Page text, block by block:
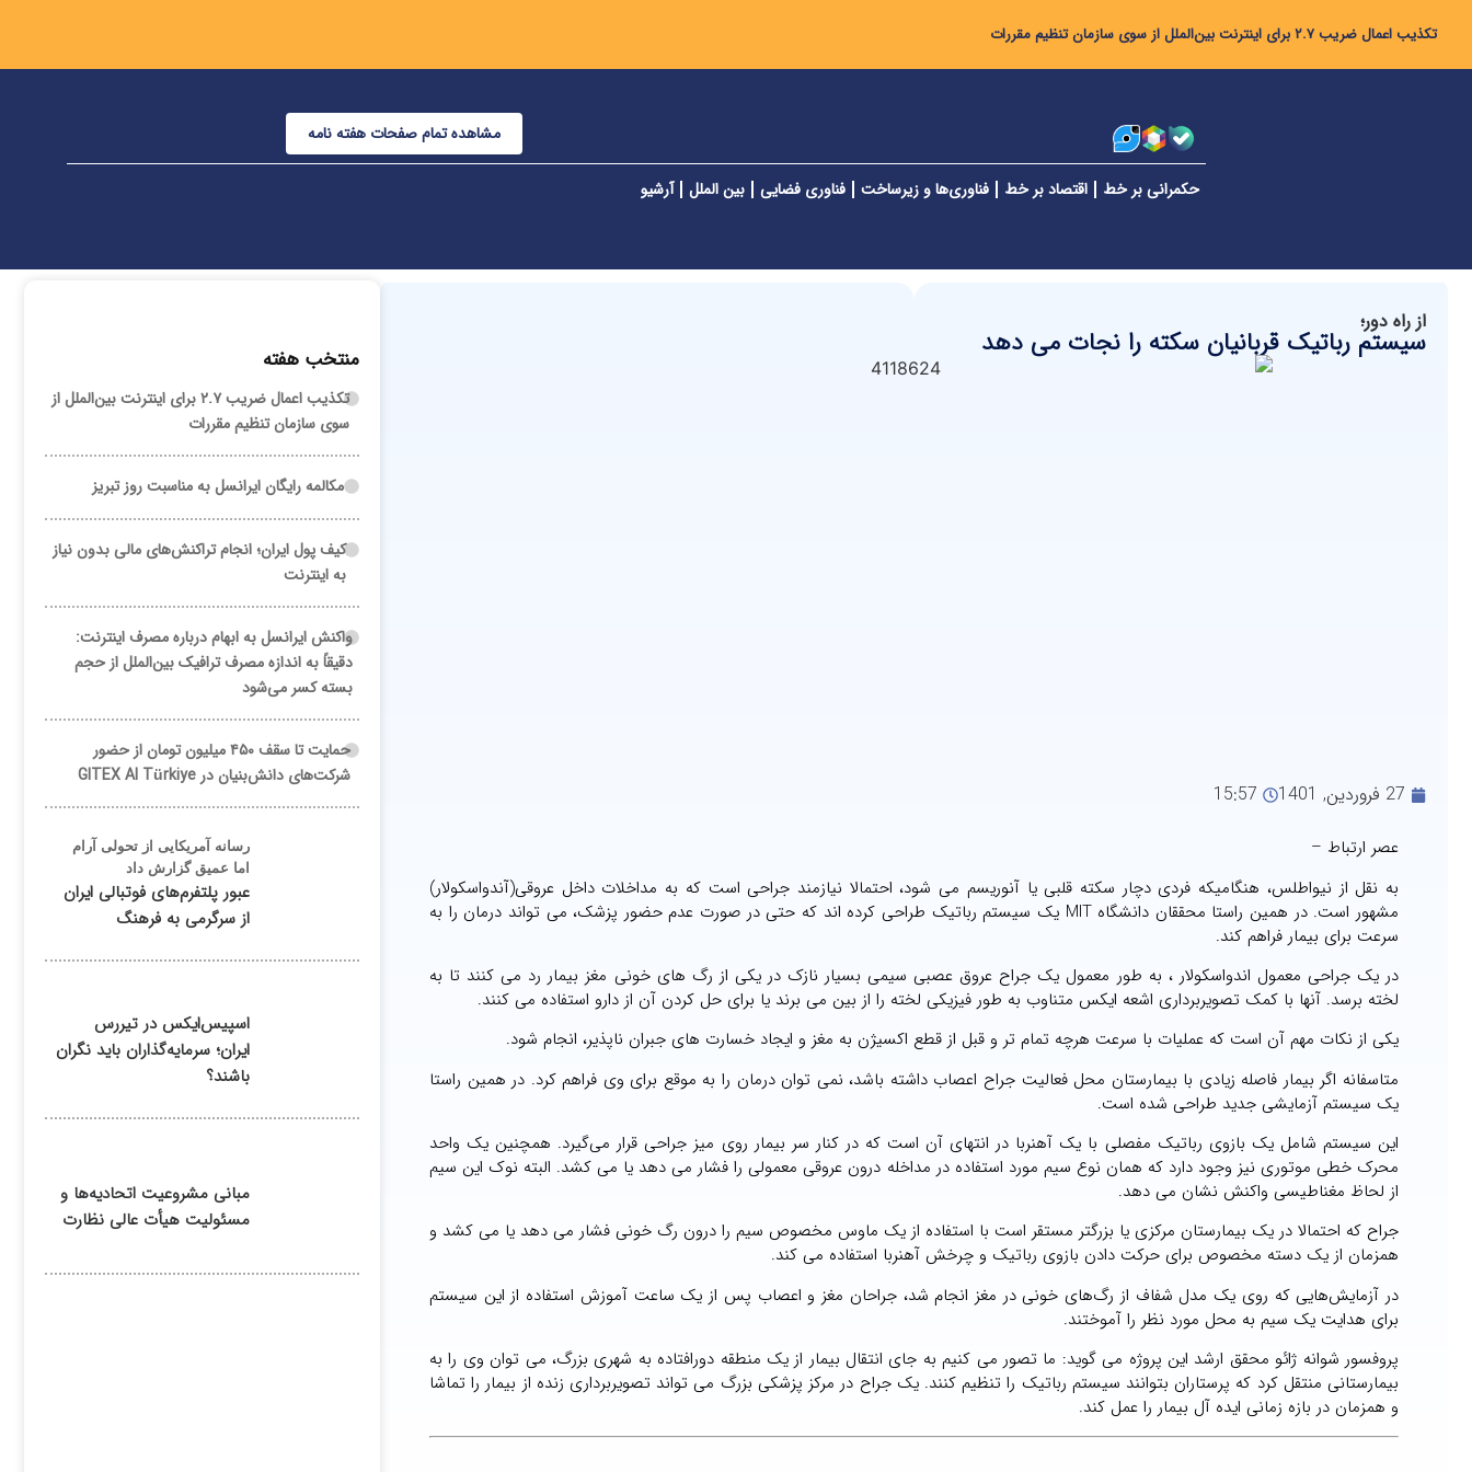
تکذیب اعمال ضریب ۲.۷ برای اینترنت بین‌الملل از سوی سازمان تنظیم مقررات
مشاهده تمام صفحات هفته نامه
حکمرانی بر خط اقتصاد بر خط فناوری‌ها و زیرساخت فناوری فضایی بین الملل آرشیو
از راه دور؛
سیستم رباتیک قربانیان سکته را نجات می دهد
27 فروردین, 1401 15:57
عصر ارتباط –
به نقل از نیواطلس، هنگامیکه فردی دچار سکته قلبی یا آنوریسم می شود، احتمالا نیازمند جراحی است که به مداخلات داخل عروقی(آندواسکولار)
مشهور است. در همین راستا محققان دانشگاه MIT یک سیستم رباتیک طراحی کرده اند که حتی در صورت عدم حضور پزشک، می تواند درمان را به
سرعت برای بیمار فراهم کند.
در یک جراحی معمول اندواسکولار ، به طور معمول یک جراح عروق عصبی سیمی بسیار نازک در یکی از رگ های خونی مغز بیمار رد می کنند تا به
لخته برسد. آنها با کمک تصویربرداری اشعه ایکس متناوب به طور فیزیکی لخته را از بین می برند یا برای حل کردن آن از دارو استفاده می کنند.
یکی از نکات مهم آن است که عملیات با سرعت هرچه تمام تر و قبل از قطع اکسیژن به مغز و ایجاد خسارت های جبران ناپذیر، انجام شود.
متاسفانه اگر بیمار فاصله زیادی با بیمارستان محل فعالیت جراح اعصاب داشته باشد، نمی توان درمان را به موقع برای وی فراهم کرد. در همین راستا
یک سیستم آزمایشی جدید طراحی شده است.
این سیستم شامل یک بازوی رباتیک مفصلی با یک آهنربا در انتهای آن است که در کنار سر بیمار روی میز جراحی قرار می‌گیرد. همچنین یک واحد
محرک خطی موتوری نیز وجود دارد که همان نوع سیم مورد استفاده در مداخله درون عروقی معمولی را فشار می دهد یا می کشد. البته نوک این سیم
از لحاظ مغناطیسی واکنش نشان می دهد.
جراح که احتمالا در یک بیمارستان مرکزی یا بزرگتر مستقر است با استفاده از یک ماوس مخصوص سیم را درون رگ خونی فشار می دهد یا می کشد و
همزمان از یک دسته مخصوص برای حرکت دادن بازوی رباتیک و چرخش آهنربا استفاده می کند.
در آزمایش‌هایی که روی یک مدل شفاف از رگ‌های خونی در مغز انجام شد، جراحان مغز و اعصاب پس از یک ساعت آموزش استفاده از این سیستم
برای هدایت یک سیم به محل مورد نظر را آموختند.
پروفسور شوانه ژائو محقق ارشد این پروژه می گوید: ما تصور می کنیم به جای انتقال بیمار از یک منطقه دورافتاده به شهری بزرگ، می توان وی را به
بیمارستانی منتقل کرد که پرستاران بتوانند سیستم رباتیک را تنظیم کنند. یک جراح در مرکز پزشکی بزرگ می تواند تصویربرداری زنده از بیمار را تماشا
و همزمان در بازه زمانی ایده آل بیمار را عمل کند.
منتخب هفته
تکذیب اعمال ضریب ۲.۷ برای اینترنت بین‌الملل از
سوی سازمان تنظیم مقررات
مکالمه رایگان ایرانسل به مناسبت روز تبریز
کیف پول ایران؛ انجام تراکنش‌های مالی بدون نیاز
به اینترنت
واکنش ایرانسل به ابهام درباره مصرف اینترنت:
دقیقاً به اندازه مصرف ترافیک بین‌الملل از حجم
بسته کسر می‌شود
حمایت تا سقف ۴۵۰ میلیون تومان از حضور
شرکت‌های دانش‌بنیان در GITEX AI Türkiye
رسانه آمریکایی از تحولی آرام
اما عمیق گزارش داد
عبور پلتفرم‌های فوتبالی ایران
از سرگرمی به فرهنگ
اسپیس‌ایکس در تیررس
ایران؛ سرمایه‌گذاران باید نگران
باشند؟
مبانی مشروعیت اتحادیه‌ها و
مسئولیت هیأت عالی نظارت